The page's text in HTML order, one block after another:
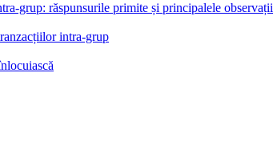
grup: răspunsurile primite și principalele observații
intra-grup